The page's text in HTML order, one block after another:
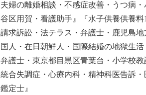
夫婦の離婚相談・不感症改善・うつ病
谷区用賀・看護助手』『水子供養供養
請求訴訟・法テラス・弁護士・鹿児島
国人・在日朝鮮人・国際結婚の地獄生
弁護士・東京都目黒区青葉台・小学校
統合失調症・心療内科・精神科医告訴
鑑定士』